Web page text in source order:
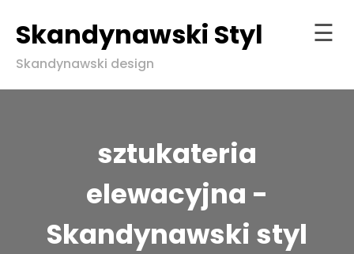
to
content
Skandynawski Styl
Skandynawski design
☰
sztukateria
elewacyjna -
Skandynawski styl